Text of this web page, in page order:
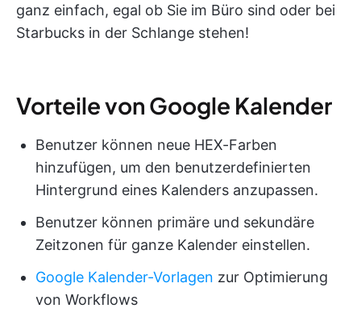
ganz einfach, egal ob Sie im Büro sind oder bei
Starbucks in der Schlange stehen!
Vorteile von Google Kalender
Benutzer können neue HEX-Farben
hinzufügen, um den benutzerdefinierten
Hintergrund eines Kalenders anzupassen.
Benutzer können primäre und sekundäre
Zeitzonen für ganze Kalender einstellen.
Google Kalender-Vorlagen zur Optimierung
von Workflows